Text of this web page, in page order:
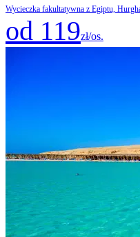
Wycieczka fakultatywna z Egiptu,
od 119zł/os.